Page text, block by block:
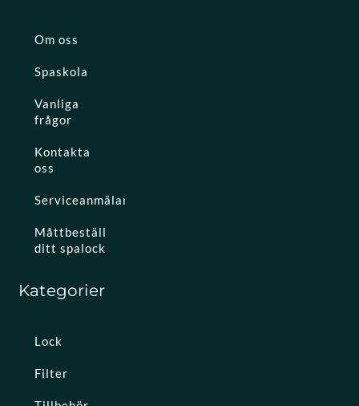
Om oss
Spaskola
Vanliga
frågor
Kontakta
oss
Serviceanmälan
Måttbeställ
ditt spalock
Kategorier
Lock
Filter